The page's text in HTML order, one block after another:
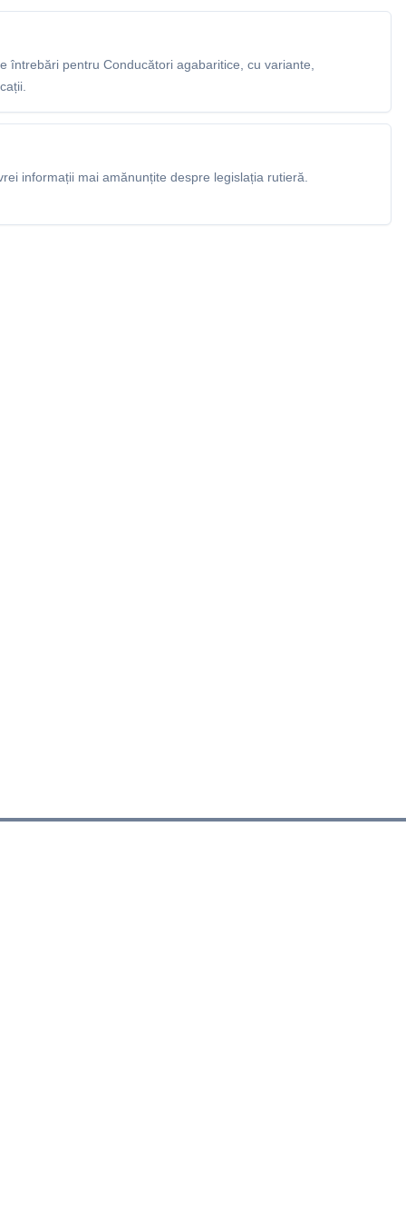
întrebări pentru Conducători agabaritice, cu variante,
informații mai amănunțite despre legislația rutieră.